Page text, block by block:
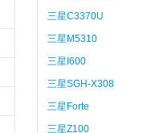
三星C3370U
三星M5310
三星I600
三星SGH-X308
三星Forte
三星Z100